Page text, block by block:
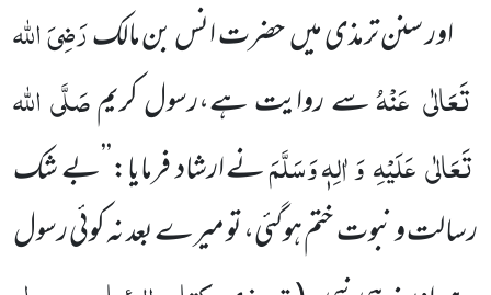
اور سنن ترمذی میںحضرت انس بن مالکرَضِیَاللہ
تَعَالٰی عَنْہُسے روایت ہے،رسول کریمصَلَّیاللہ
تَعَالٰیعَلَیْہِوَ اٰلِہٖ وَسَلَّمَنے ارشاد فرمایا:’’بے شک
رسالت و نبوت ختم ہوگئی، تو میرے بعد نہ کوئی رسول